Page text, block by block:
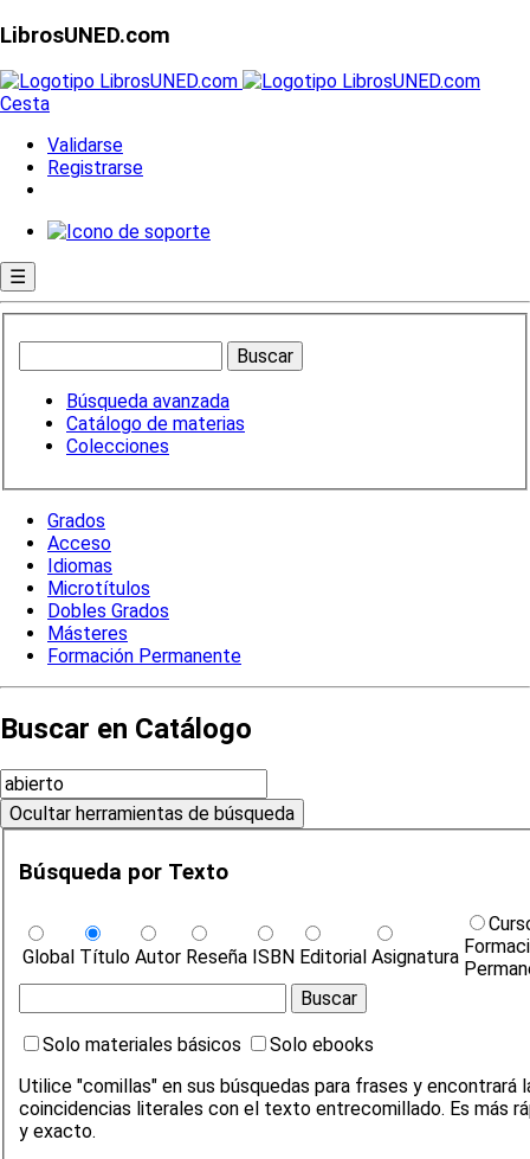
LibrosUNED.com
Cesta
Validarse
Registrarse
☰
Búsqueda avanzada
Catálogo de materias
Colecciones
Grados
Acceso
Idiomas
Microtítulos
Dobles Grados
Másteres
Formación Permanente
Buscar en Catálogo
Búsqueda por Texto
Global Título Autor Reseña ISBN Editorial Asignatura
Solo materiales básicos
Solo ebooks
Utilice "comillas" en sus búsquedas para frases y encontrará
coincidencias literales con el texto entrecomillado. Es más rápido
y exacto.